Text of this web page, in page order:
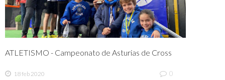
ATLETISMO - Campeonato de Asturias de Cross
18 feb 2020 0